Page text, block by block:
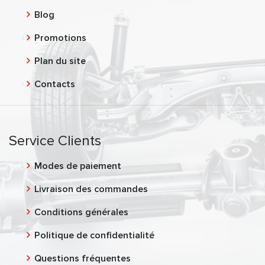
Blog
Promotions
Plan du site
Contacts
Service Clients
Modes de paiement
Livraison des commandes
Conditions générales
Politique de confidentialité
Questions fréquentes